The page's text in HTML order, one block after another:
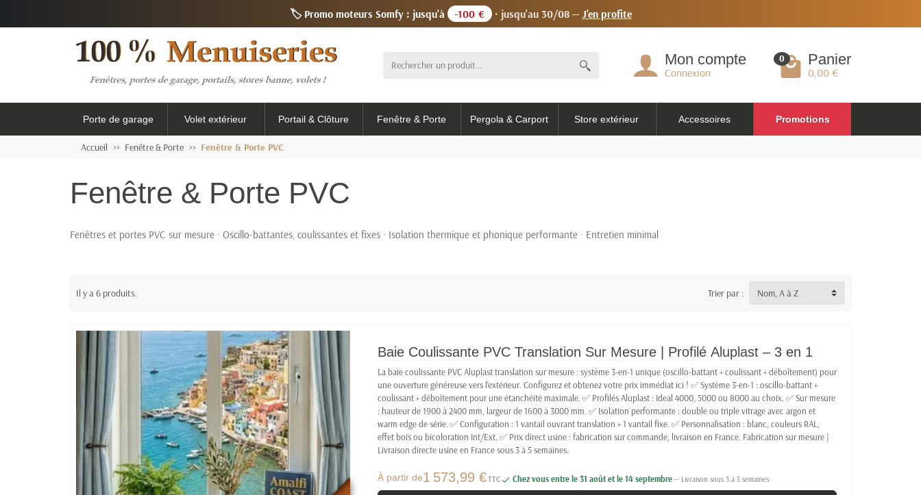
🏷️ Promo moteurs Somfy : jusqu'à -100 € · jusqu'au 30/08 — J'en profite
Mon compte
Connexion
0 Panier
0,00 €
Porte de garage Volet extérieur Portail & Clôture Fenêtre & Porte Pergola & Carport Store extérieur Accessoires Promotions
Accueil Fenêtre & Porte Fenêtre & Porte PVC
Fenêtre & Porte PVC
Fenêtres et portes PVC sur mesure · Oscillo-battantes, coulissantes et fixes · Isolation thermique et phonique performante · Entretien minimal
Il y a 6 produits. Trier par : Nom, A à Z
Baie Coulissante PVC Translation Sur Mesure | Profilé Aluplast – 3 en 1
La baie coulissante PVC Aluplast translation sur mesure : système 3-en-1 unique (oscillo-battant + coulissant + déboîtement) pour
une ouverture généreuse vers l'extérieur. Configurez et obtenez votre prix immédiat ici ! ✅ Système 3-en-1 : oscillo-battant +
coulissant + déboîtement pour une étanchéité maximale. ✅ Profilés Aluplast : Ideal 4000, 5000 ou 8000 au choix. ✅ Sur mesure
: hauteur de 1900 à 2400 mm, largeur de 1600 à 3000 mm. ✅ Isolation performante : double ou triple vitrage avec argon et
warm edge de série. ✅ Configuration : 1 vantail ouvrant translation + 1 vantail fixe. ✅ Personnalisation : blanc, couleurs RAL,
effet bois ou bicoloration Int/Ext. ✅ Prix direct usine : fabrication sur commande, livraison en France. Fabrication sur mesure |
Livraison directe usine en France sous 3 à 5 semaines.
À partir de1 573,99 €TTC Chez vous entre le 31 août et le 14 septembre — Livraison sous 3 à 5 semaines